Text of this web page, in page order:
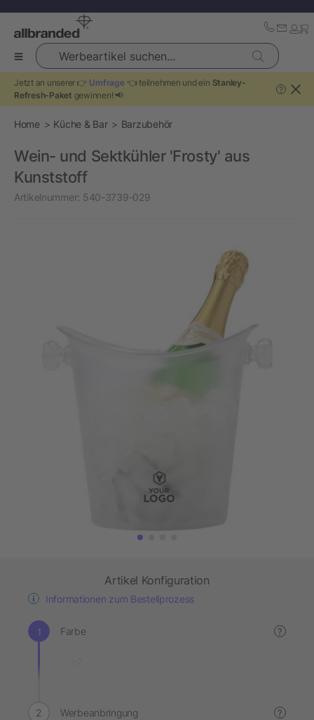
Werbeartikel suchen...
Jetzt an unserer 👉 Umfrage👈 teilnehmen und ein Stanley-
Refresh-Paket gewinnen! 📢
?
Home Küche & Bar Barzubehör
Wein- und Sektkühler 'Frosty' aus
Kunststoff
Artikelnummer: 540-3739-029
Artikel Konfiguration
Informationen zum Bestellprozess
Farbe ?
Werbeanbringung ?